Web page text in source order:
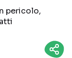
pericolo,